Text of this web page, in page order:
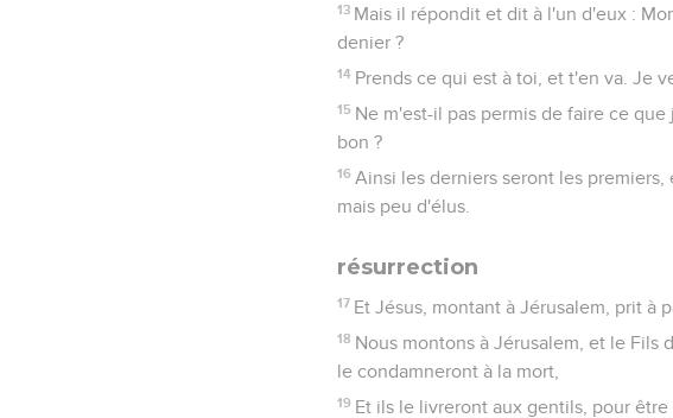
13 Mais il répondit et dit à l'un d'eux :
denier ?
14 Prends ce qui est à toi, et t'en va. Je
15 Ne m'est-il pas permis de faire ce
bon ?
16 Ainsi les derniers seront les premiers,
mais peu d'élus.
résurrection
17 Et Jésus, montant à Jérusalem, prit à
18 Nous montons à Jérusalem, et le Fils
le condamneront à la mort,
19 Et ils le livreront aux gentils, pour